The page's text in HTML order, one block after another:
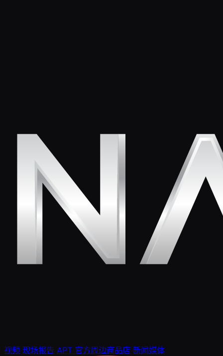
视频 现场报告 APT 官方周边商品店 新闻媒体